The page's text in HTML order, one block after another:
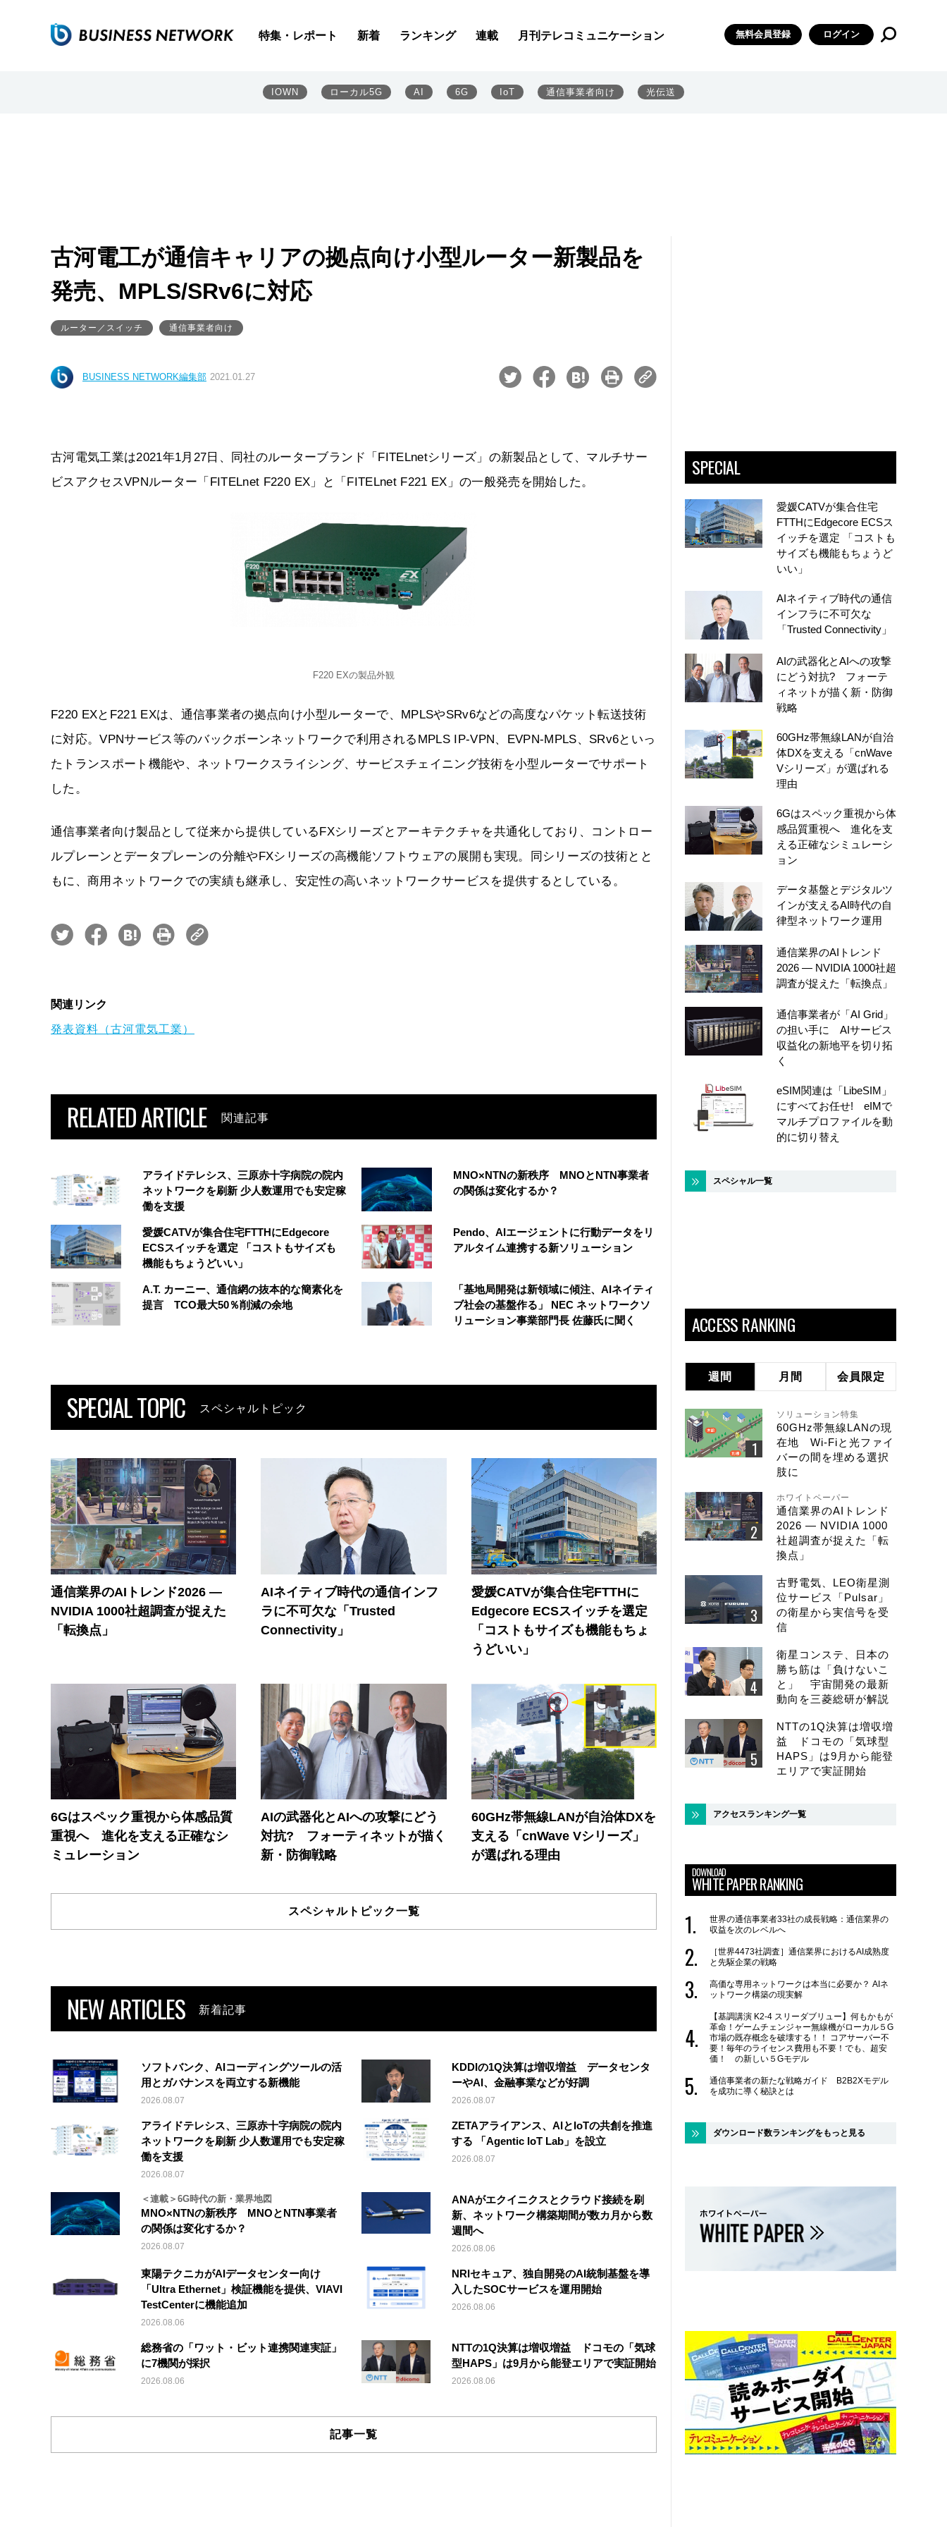
特集・レポート 新着 ランキング 連載 月刊テレコミュニケーション 無料会員登録 ログイン
IOWN ローカル5G AI 6G IoT 通信事業者向け 光伝送
古河電工が通信キャリアの拠点向け小型ルーター新製品を
発売、MPLS/SRv6に対応
ルーター／スイッチ 通信事業者向け
BUSINESS NETWORK編集部 2021.01.27
古河電気工業は2021年1月27日、同社のルーターブランド「FITELnetシリーズ」の新製品として、マルチサー
ビスアクセスVPNルーター「FITELnet F220 EX」と「FITELnet F221 EX」の一般発売を開始した。
F220 EXの製品外観
F220 EXとF221 EXは、通信事業者の拠点向け小型ルーターで、MPLSやSRv6などの高度なパケット転送技術
に対応。VPNサービス等のバックボーンネットワークで利用されるMPLS IP-VPN、EVPN-MPLS、SRv6といっ
たトランスポート機能や、ネットワークスライシング、サービスチェイニング技術を小型ルーターでサポート
した。
通信事業者向け製品として従来から提供しているFXシリーズとアーキテクチャを共通化しており、コントロー
ルプレーンとデータプレーンの分離やFXシリーズの高機能ソフトウェアの展開も実現。同シリーズの技術とと
もに、商用ネットワークでの実績も継承し、安定性の高いネットワークサービスを提供するとしている。
関連リンク
発表資料（古河電気工業）
RELATED ARTICLE 関連記事
アライドテレシス、三原赤十字病院の院内
ネットワークを刷新 少人数運用でも安定稼
働を支援
MNO×NTNの新秩序 MNOとNTN事業者
の関係は変化するか？
愛媛CATVが集合住宅FTTHにEdgecore
ECSスイッチを選定 「コストもサイズも
機能もちょうどいい」
Pendo、AIエージェントに行動データをリ
アルタイム連携する新ソリューション
A.T. カーニー、通信網の抜本的な簡素化を
提言 TCO最大50％削減の余地
「基地局開発は新領域に傾注、AIネイティ
ブ社会の基盤作る」 NEC ネットワークソ
リューション事業部門長 佐藤氏に聞く
SPECIAL TOPIC スペシャルトピック
通信業界のAIトレンド2026 ―
NVIDIA 1000社超調査が捉えた
「転換点」
AIネイティブ時代の通信インフ
ラに不可欠な「Trusted
Connectivity」
愛媛CATVが集合住宅FTTHに
Edgecore ECSスイッチを選定
「コストもサイズも機能もちょ
うどいい」
6Gはスペック重視から体感品質
重視へ 進化を支える正確なシ
ミュレーション
AIの武器化とAIへの攻撃にどう
対抗? フォーティネットが描く
新・防御戦略
60GHz帯無線LANが自治体DXを
支える「cnWave Vシリーズ」
が選ばれる理由
スペシャルトピック一覧
NEW ARTICLES 新着記事
ソフトバンク、AIコーディングツールの活
用とガバナンスを両立する新機能
2026.08.07
KDDIの1Q決算は増収増益 データセンタ
ーやAI、金融事業などが好調
2026.08.07
アライドテレシス、三原赤十字病院の院内
ネットワークを刷新 少人数運用でも安定稼
働を支援
2026.08.07
ZETAアライアンス、AIとIoTの共創を推進
する 「Agentic IoT Lab」を設立
2026.08.07
＜連載＞6G時代の新・業界地図
MNO×NTNの新秩序 MNOとNTN事業者
の関係は変化するか？
2026.08.07
ANAがエクイニクスとクラウド接続を刷
新、ネットワーク構築期間が数カ月から数
週間へ
2026.08.06
東陽テクニカがAIデータセンター向け
「Ultra Ethernet」検証機能を提供、VIAVI
TestCenterに機能追加
2026.08.06
NRIセキュア、独自開発のAI統制基盤を導
入したSOCサービスを運用開始
2026.08.06
総務省の「ワット・ビット連携関連実証」
に7機関が採択
2026.08.06
NTTの1Q決算は増収増益 ドコモの「気球
型HAPS」は9月から能登エリアで実証開始
2026.08.06
記事一覧
SPECIAL
愛媛CATVが集合住宅
FTTHにEdgecore ECSス
イッチを選定 「コストも
サイズも機能もちょうど
いい」
AIネイティブ時代の通信
インフラに不可欠な
「Trusted Connectivity」
AIの武器化とAIへの攻撃
にどう対抗? フォーテ
ィネットが描く新・防御
戦略
60GHz帯無線LANが自治
体DXを支える「cnWave
Vシリーズ」が選ばれる
理由
6Gはスペック重視から体
感品質重視へ 進化を支
える正確なシミュレーシ
ョン
データ基盤とデジタルツ
インが支えるAI時代の自
律型ネットワーク運用
通信業界のAIトレンド
2026 ― NVIDIA 1000社超
調査が捉えた「転換点」
通信事業者が「AI Grid」
の担い手に AIサービス
収益化の新地平を切り拓
く
eSIM関連は「LibeSIM」
にすべてお任せ! eIMで
マルチプロファイルを動
的に切り替え
スペシャル一覧
ACCESS RANKING
週間 月間 会員限定
ソリューション特集
60GHz帯無線LANの現
在地 Wi-Fiと光ファイ
バーの間を埋める選択
肢に
ホワイトペーパー
通信業界のAIトレンド
2026 ― NVIDIA 1000
社超調査が捉えた「転
換点」
古野電気、LEO衛星測
位サービス「Pulsar」
の衛星から実信号を受
信
衛星コンステ、日本の
勝ち筋は「負けないこ
と」 宇宙開発の最新
動向を三菱総研が解説
NTTの1Q決算は増収増
益 ドコモの「気球型
HAPS」は9月から能登
エリアで実証開始
アクセスランキング一覧
DOWNLOAD
WHITE PAPER RANKING
世界の通信事業者33社の成長戦略：通信業界の
収益を次のレベルへ
［世界4473社調査］通信業界におけるAI成熟度
と先駆企業の戦略
高価な専用ネットワークは本当に必要か？ AIネ
ットワーク構築の現実解
【基調講演 K2-4 スリーダブリュー】何もかもが
革命！ゲームチェンジャー無線機がローカル５G
市場の既存概念を破壊する！！ コアサーバー不
要！毎年のライセンス費用も不要！でも、超安
価！ の新しい５Gモデル
通信事業者の新たな戦略ガイド B2B2Xモデル
を成功に導く秘訣とは
ダウンロード数ランキングをもっと見る